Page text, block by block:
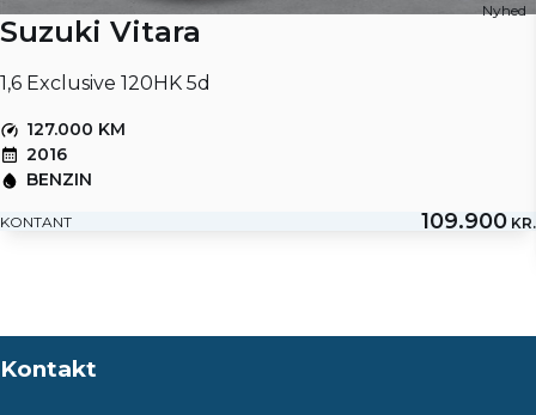
Nyhed
Suzuki Vitara
1,6 Exclusive 120HK 5d
127.000 KM
2016
BENZIN
KONTANT 109.900 KR.
Kontakt